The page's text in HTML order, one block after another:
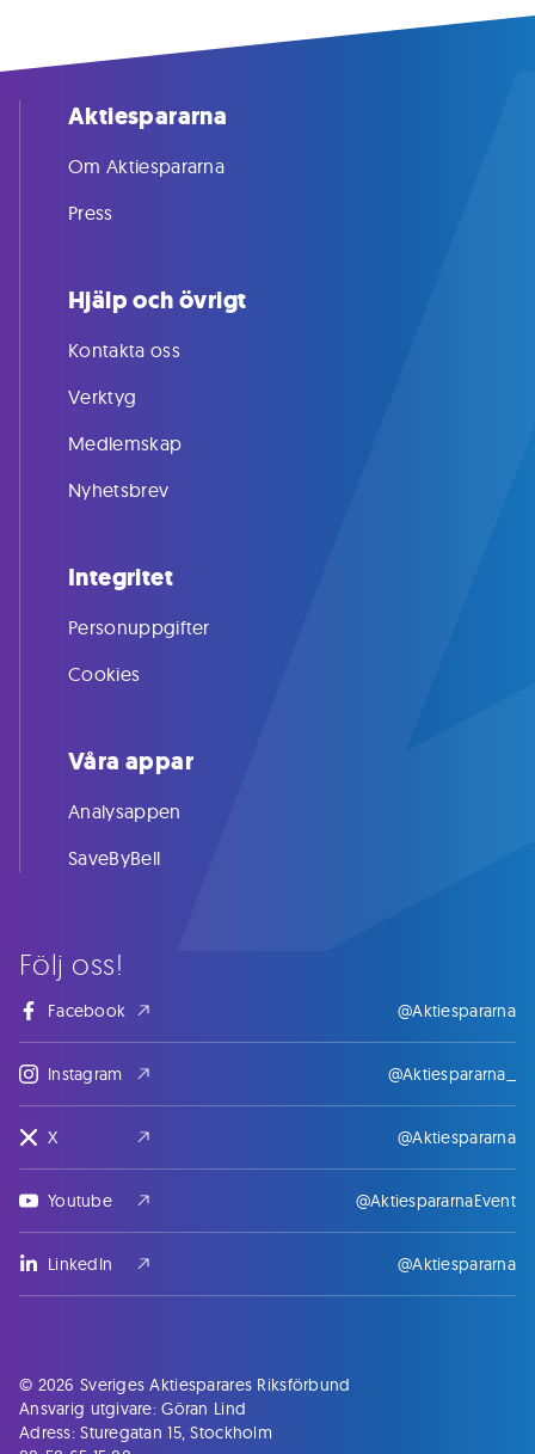
Följ oss!
Facebook @Aktiespararna
Instagram @Aktiespararna_
X @Aktiespararna
Youtube @AktiespararnaEvent
LinkedIn @Aktiespararna
Aktiespararna
Om Aktiespararna
Press
Hjälp och övrigt
Kontakta oss
Verktyg
Medlemskap
Nyhetsbrev
Integritet
Personuppgifter
Cookies
Våra appar
Analysappen
SaveByBell
© 2026 Sveriges Aktiesparares Riksförbund
Ansvarig utgivare: Göran Lind
Adress: Sturegatan 15, Stockholm